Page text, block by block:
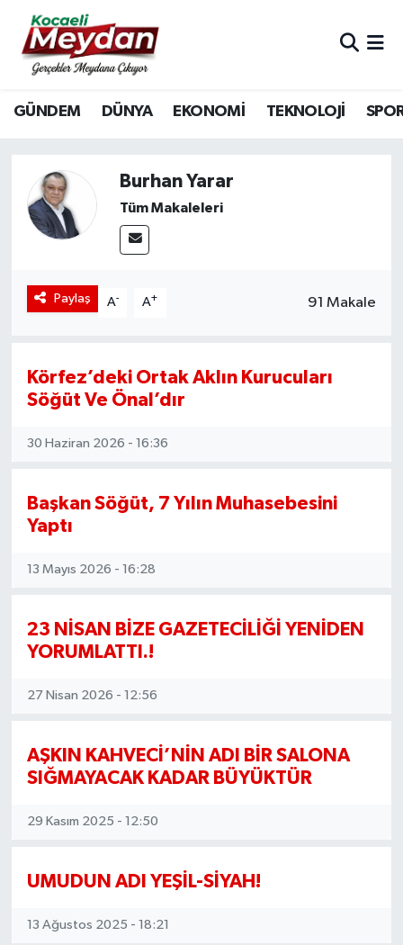
GÜNDEM DÜNYA EKONOMİ TEKNOLOJİ
Burhan Yarar
Tüm Makaleleri
Paylaş A- A+ 91 Makale
Körfez’deki Ortak Aklın Kurucuları
Söğüt Ve Önal’dır
30 Haziran 2026 - 16:36
Başkan Söğüt, 7 Yılın Muhasebesini
Yaptı
13 Mayıs 2026 - 16:28
23 NİSAN BİZE GAZETECİLİĞİ YENİDEN
YORUMLATTI.!
27 Nisan 2026 - 12:56
AŞKIN KAHVECİ’NİN ADI BİR SALONA
SIĞMAYACAK KADAR BÜYÜKTÜR
29 Kasım 2025 - 12:50
UMUDUN ADI YEŞİL-SİYAH!
13 Ağustos 2025 - 18:21
Nöbetçi Eczaneler
Hava Durumu
Süper Lig Puan Durumu ve Fikstür
Tüm Manşetler
Son Dakika Haberleri